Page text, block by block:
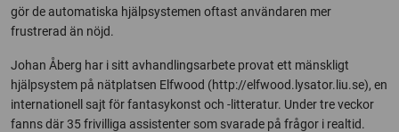
gör de automatiska hjälpsystemen oftast användaren mer
frustrerad än nöjd.
Johan Åberg har i sitt avhandlingsarbete provat ett mänskligt
hjälpsystem på nätplatsen Elfwood (http://elfwood.lysator.liu.se), en
internationell sajt för fantasykonst och -litteratur. Under tre veckor
fanns där 35 frivilliga assistenter som svarade på frågor i realtid.